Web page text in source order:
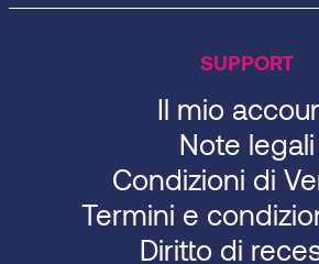
SUPPORT
Il mio
Note legali
Condizioni di
Termini e
Diritto di